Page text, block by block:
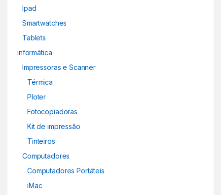
Ipad
Smartwatches
Tablets
informática
Impressoras e Scanner
Térmica
Ploter
Fotocopiadoras
Kit de impressão
Tinteiros
Computadores
Computadores Portáteis
iMac